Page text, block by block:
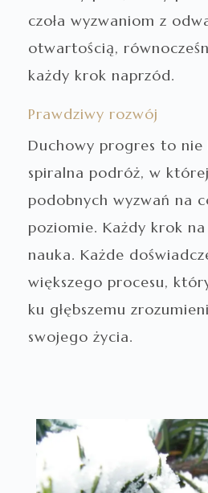
czoła wyzwaniom z
otwartością,
każdy krok naprzód.
Prawdziwy rozwój
Duchowy progres to nie
spiralna podróż, w
podobnych wyzwań na
poziomie. Każdy krok
nauka. Każde
większego procesu,
ku głębszemu
swojego życia.